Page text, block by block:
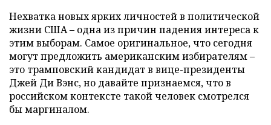
Нехватка новых ярких личностей в политической
жизни США – одна из причин падения интереса к
этим выборам. Самое оригинальное, что сегодня
могут предложить американским избирателям –
это трамповский кандидат в вице-президенты
Джей Ди Вэнс, но давайте признаемся, что в
российском контексте такой человек смотрелся
бы маргиналом.